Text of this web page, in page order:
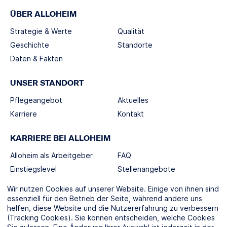
ÜBER ALLOHEIM
Strategie & Werte
Geschichte
Daten & Fakten
Qualität
Standorte
UNSER STANDORT
Pflegeangebot
Karriere
Aktuelles
Kontakt
KARRIERE BEI ALLOHEIM
Alloheim als Arbeitgeber
Einstiegslevel
FAQ
Stellenangebote
SOCIAL MEDIA
Wir nutzen Cookies auf unserer Website. Einige von ihnen sind
essenziell für den Betrieb der Seite, während andere uns
helfen, diese Website und die Nutzererfahrung zu verbessern
(Tracking Cookies). Sie können entscheiden, welche Cookies